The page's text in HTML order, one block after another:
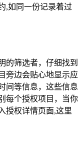
,如同一份记录着过
的筛选者，仔细找到
旁边会贴心地显示应
间等信息，这些信息
每个授权项目，当你
授权详情页面,这里